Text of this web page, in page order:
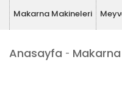
Makarna Makineleri
Anasayfa